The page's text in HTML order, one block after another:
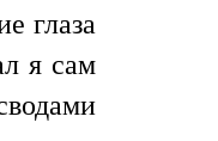
глаза
я сам